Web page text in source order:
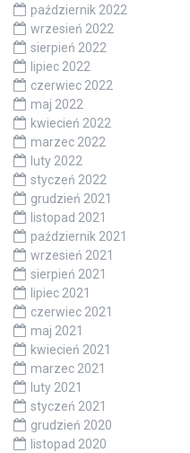
październik 2022
wrzesień 2022
sierpień 2022
lipiec 2022
czerwiec 2022
maj 2022
kwiecień 2022
marzec 2022
luty 2022
styczeń 2022
grudzień 2021
listopad 2021
październik 2021
wrzesień 2021
sierpień 2021
lipiec 2021
czerwiec 2021
maj 2021
kwiecień 2021
marzec 2021
luty 2021
styczeń 2021
grudzień 2020
listopad 2020